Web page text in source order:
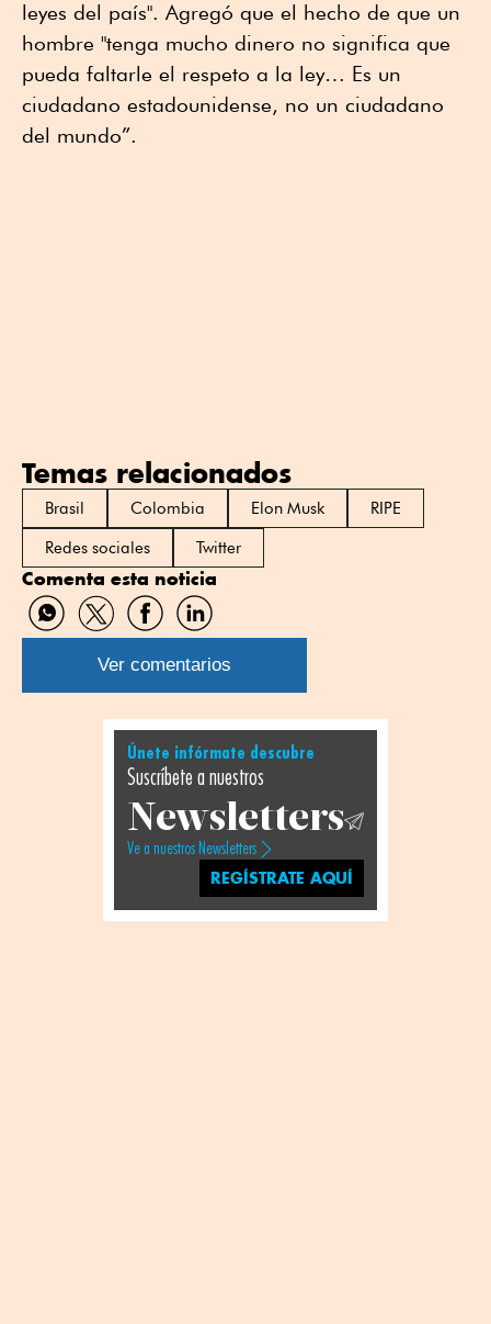
leyes del país". Agregó que el hecho de que un
hombre "tenga mucho dinero no significa que
pueda faltarle el respeto a la ley… Es un
ciudadano estadounidense, no un ciudadano
del mundo”.
Temas relacionados
Brasil Colombia Elon Musk
RIPE
Redes sociales
Twitter
Comenta esta noticia
Compartir
por
WhatsApp
Compartir
por
Twitter
Compartir
por
Facebook
Compartir
por
Linkedin
Ver comentarios
Únete infórmate descubre
Suscríbete a nuestros
Newsletters
Ve a nuestros Newsletters
REGÍSTRATE AQUÍ